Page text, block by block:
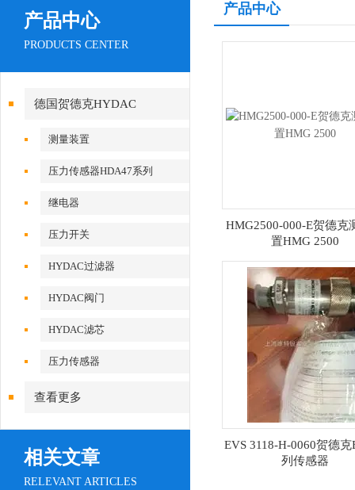
产品中心
PRODUCTS CENTER
德国贺德克HYDAC
测量装置
压力传感器HDA47系列
继电器
压力开关
HYDAC过滤器
HYDAC阀门
HYDAC滤芯
压力传感器
查看更多
相关文章
RELEVANT ARTICLES
产品中心
HMG2500-000-E贺德克
置HMG 2500
EVS 3118-H-0060贺德克
列传感器